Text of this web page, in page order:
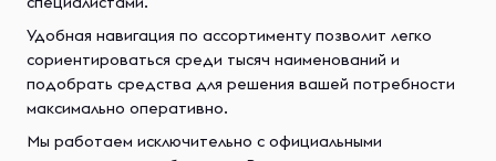
Удобная навигация по ассортименту позволит легко
сориентироваться среди тысяч наименований и
подобрать средства для решения вашей потребности
максимально оперативно.
Мы работаем исключительно с официальными